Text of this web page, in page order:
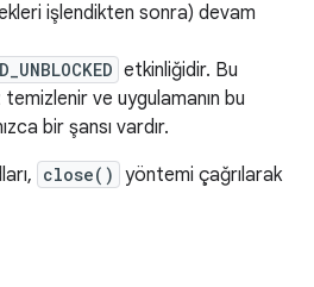
işlendikten sonra) devam
etkinliğidir. Bu
ve uygulamanın bu
bir şansı vardır.
close() yöntemi çağrılarak